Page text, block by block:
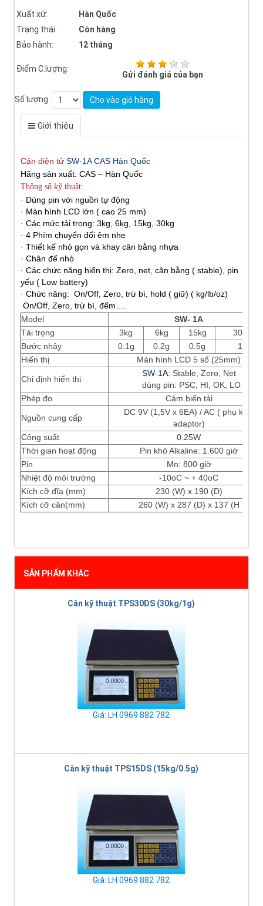
Xuất xứ:
Hàn Quốc
Trạng thái:
Còn hàng
Bảo hành:
12 tháng
Điểm C.lượng:
Gửi đánh giá của bạn
Số lượng: Cho vào giỏ hàng
Giới thiệu
Cận điện tử SW-1A CAS Hàn Quốc
Hãng sản xuất: CAS – Hàn Quốc
Thông số kỹ thuật:
· Dùng pin với nguồn tự động
· Màn hình LCD lớn ( cao 25 mm)
· Các mức tải trọng: 3kg, 6kg, 15kg, 30kg
· 4 Phím chuyển đổi êm nhẹ
· Thiết kế nhỏ gọn và khay cân bằng nhựa
· Chân đế nhỏ
· Các chức năng hiển thị: Zero, net, cân bằng ( stable), pin
yếu ( Low battery)
· Chức năng: On/Off, Zero, trừ bì, hold ( giữ) ( kg/lb/oz)
On/Off, Zero, trừ bì, đếm….
Model
SW- 1A
Tải trọng
3kg 6kg 15kg
30kg
Bước nhảy
0.1g 0.2g 0.5g
1g
Hiển thị
Màn hình LCD 5 số (25mm)
Chỉ định hiển thị
SW-1A: Stable, Zero, Net
dùng pin: PSC, HI, OK, LO
Phép đo
Cảm biến tải
Nguồn cung cấp
DC 9V (1,5V x 6EA) / AC ( phụ kiện
adaptor)
Công suất
0.25W
Thời gian hoạt động
Pin khô Alkaline: 1.600 giờ
Pin
Mn: 800 giờ
Nhiệt độ môi trường
-10oC ~ + 40oC
Kích cỡ đĩa (mm)
230 (W) x 190 (D)
Kích cỡ cân(mm)
260 (W) x 287 (D) x 137 (H
SẢN PHẨM KHÁC
Cân kỹ thuật TPS30DS (30kg/1g)
Giá: LH 0969 882 782
Cân kỹ thuật TPS15DS (15kg/0.5g)
Giá: LH 0969 882 782